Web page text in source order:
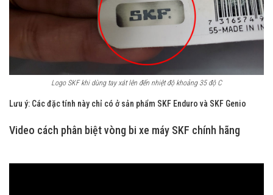
Logo SKF khi dùng tay xát lên đến nhiệt độ khoảng 35 độ C
Lưu ý: Các đặc tính này chỉ có ở sản phẩm SKF Enduro và SKF Genio
Video cách phân biệt vòng bi xe máy SKF chính hãng